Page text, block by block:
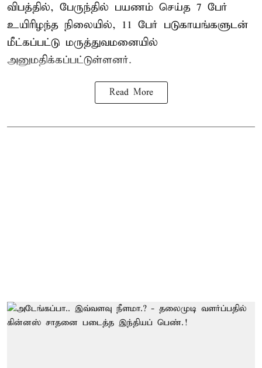
விபத்தில், பேருந்தில் பயணம் செய்த 7 பேர்
உயிரிழந்த நிலையில், 11 பேர் படுகாயங்களுடன்
மீட்கப்பட்டு மருத்துவமனையில்
அனுமதிக்கப்பட்டுள்ளனர்.
Read More